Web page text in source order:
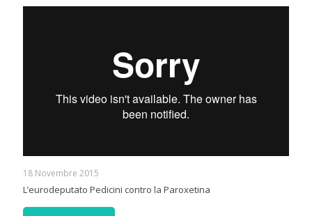
18 Novembre 2015
L’eurodeputato Pedicini contro la Paroxetina